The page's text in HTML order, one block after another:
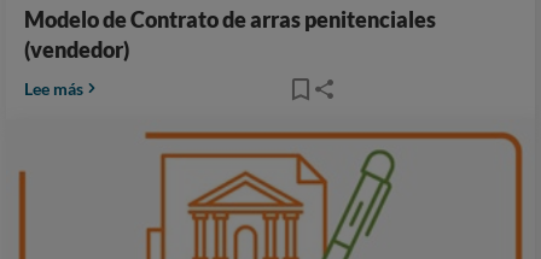
Modelo de Contrato de arras penitenciales
(vendedor)
Lee más